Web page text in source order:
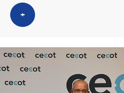
a
l
a
c
a
d
o
d
o
+